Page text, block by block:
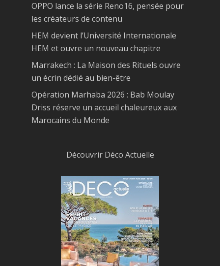
OPPO lance la série Reno16, pensée pour
les créateurs de contenu
HEM devient l’Université Internationale
HEM et ouvre un nouveau chapitre
Marrakech : La Maison des Rituels ouvre
un écrin dédié au bien-être
Opération Marhaba 2026 : Bab Moulay
Driss réserve un accueil chaleureux aux
Marocains du Monde
Découvrir Déco Actuelle